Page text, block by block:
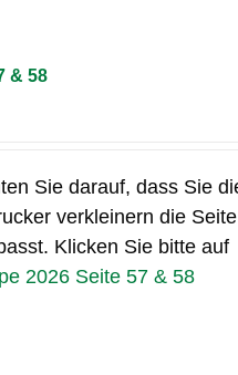
& 58
Sie darauf, dass Sie
verkleinern die Seite
Klicken Sie bitte auf
2026 Seite 57 & 58